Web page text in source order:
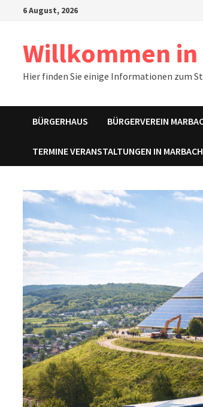
6 August, 2026
Willkommen
Hier finden Sie einige Informationen zum
BÜRGERHAUS BÜRGERVEREIN
TERMINE VERANSTALTUNGEN IN MARBACH